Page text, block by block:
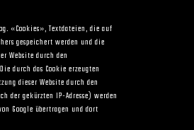
«Cookies», Textdateien, die auf
gespeichert werden und die
Website durch den
durch das Cookie erzeugten
dieser Website durch den
der gekürzten IP-Adresse) werden
Google übertragen und dort